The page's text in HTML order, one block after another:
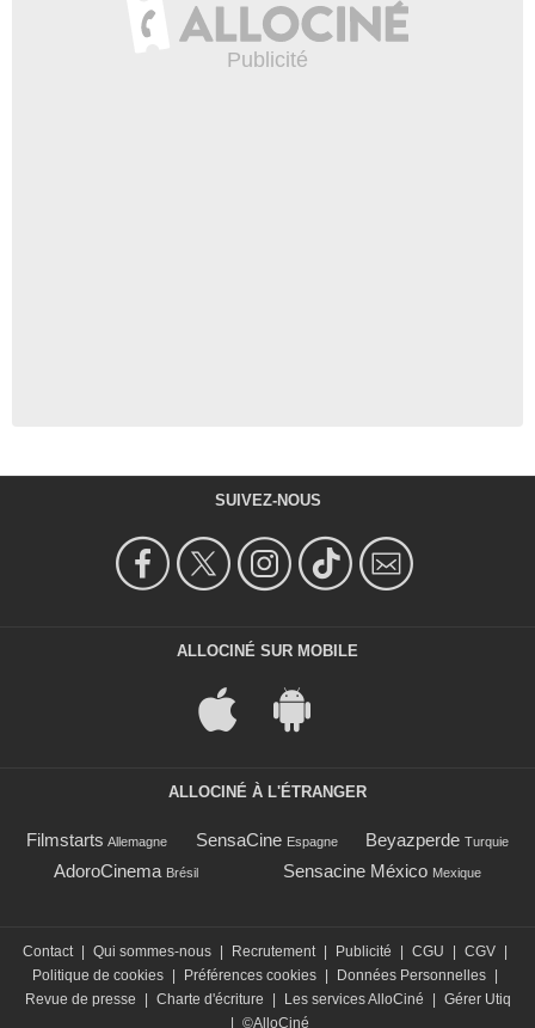
SUIVEZ-NOUS
ALLOCINÉ SUR MOBILE
ALLOCINÉ À L'ÉTRANGER
Filmstarts Allemagne SensaCine Espagne Beyazperde Turquie
AdoroCinema Brésil Sensacine México Mexique
Contact Qui sommes-nous Recrutement Publicité CGU CGV
Politique de cookies
Préférences cookies Données Personnelles
Revue de presse
Charte d'écriture Les services AlloCiné
Gérer Utiq
©AlloCiné